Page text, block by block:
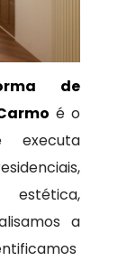
de
é o
executa
estética,
a